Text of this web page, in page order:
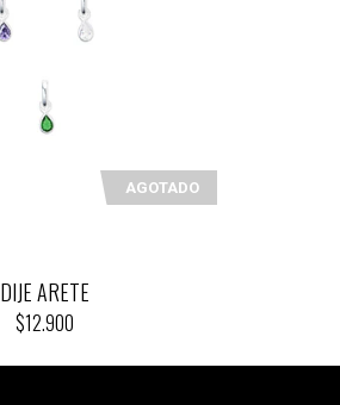
AGOTADO
DIJE ARETE
$12.900